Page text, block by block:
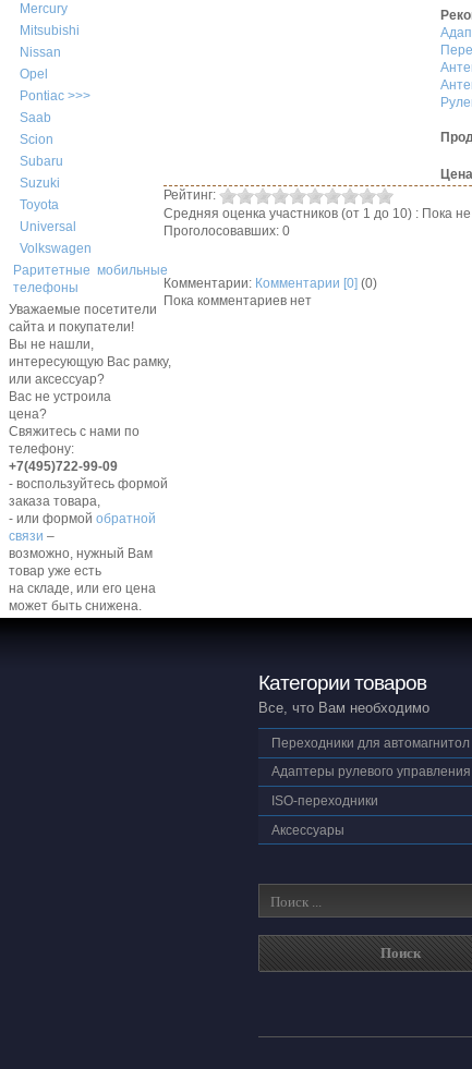
Mercury
Mitsubishi
Nissan
Opel
Pontiac >>>
Saab
Scion
Subaru
Suzuki
Toyota
Universal
Volkswagen
Раритетные мобильные
телефоны
Уважаемые посетители
сайта и покупатели!
Вы не нашли,
интересующую Вас рамку,
или аксессуар?
Вас не устроила
цена?
Свяжитесь с нами по
телефону:
+7(495)722-99-09
- воспользуйтесь формой
заказа товара,
- или формой обратной
связи –
возможно, нужный Вам
товар уже есть
на складе, или его цена
может быть снижена.
Рейтинг:
Средняя оценка участников (от 1 до 10) : Пока
Проголосовавших: 0
Комментарии: Комментарии [0] (0)
Пока комментариев нет
Категории товаров
Все, что Вам необходимо
Переходники для автомагнитол
Адаптеры рулевого управления
ISO-переходники
Аксессуары